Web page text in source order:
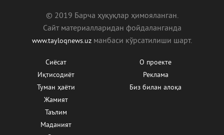
© 2019 Барча ҳуқуқлар ҳимояланган.
Сайт материалларидан фойдаланганда
www.tayloqnews.uz манбаcи кўрсатилиши шарт.
Сиёсат
Иқтисодиёт
Туман ҳаёти
Жамият
Таълим
Маданият
О проекте
Реклама
Биз билан алоқа